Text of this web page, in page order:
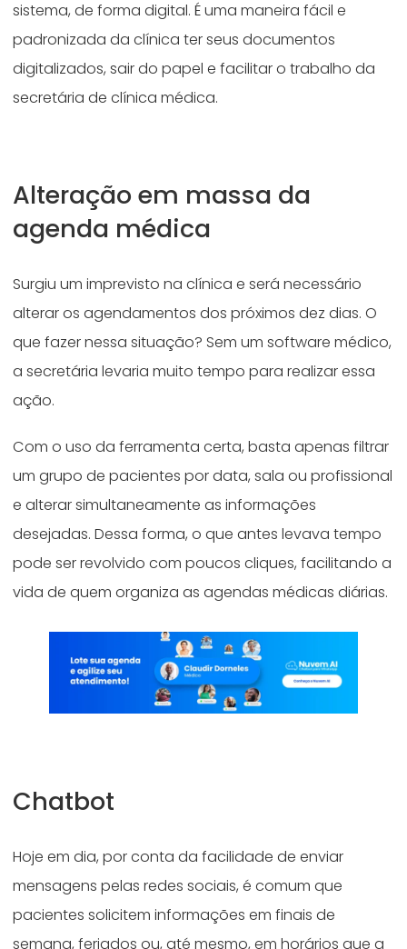
sistema, de forma digital. É uma maneira fácil e
padronizada da clínica ter seus documentos
digitalizados, sair do papel e facilitar o trabalho da
secretária de clínica médica.
Alteração em massa da
agenda médica
Surgiu um imprevisto na clínica e será necessário
alterar os agendamentos dos próximos dez dias. O
que fazer nessa situação? Sem um software médico,
a secretária levaria muito tempo para realizar essa
ação.
Com o uso da ferramenta certa, basta apenas filtrar
um grupo de pacientes por data, sala ou profissional
e alterar simultaneamente as informações
desejadas. Dessa forma, o que antes levava tempo
pode ser revolvido com poucos cliques, facilitando a
vida de quem organiza as agendas médicas diárias.
Chatbot
Hoje em dia, por conta da facilidade de enviar
mensagens pelas redes sociais, é comum que
pacientes solicitem informações em finais de
semana, feriados ou, até mesmo, em horários que a